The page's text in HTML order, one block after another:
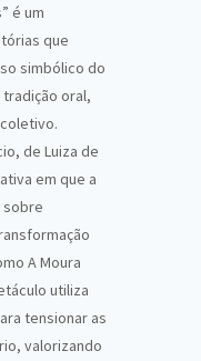
é um
que
simbólico do
oral,
de Luiza de
em que a
sobre
A Moura
utiliza
tensionar as
valorizando